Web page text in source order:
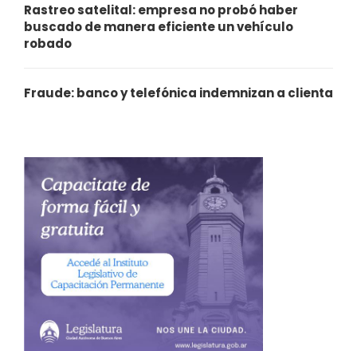
Rastreo satelital: empresa no probó haber
buscado de manera eficiente un vehículo
robado
Fraude: banco y telefónica indemnizan a clienta